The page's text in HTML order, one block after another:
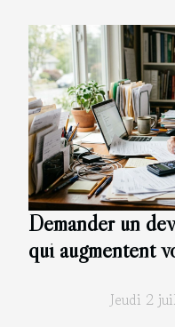
Demander un
qui augmentent
Jeudi 2